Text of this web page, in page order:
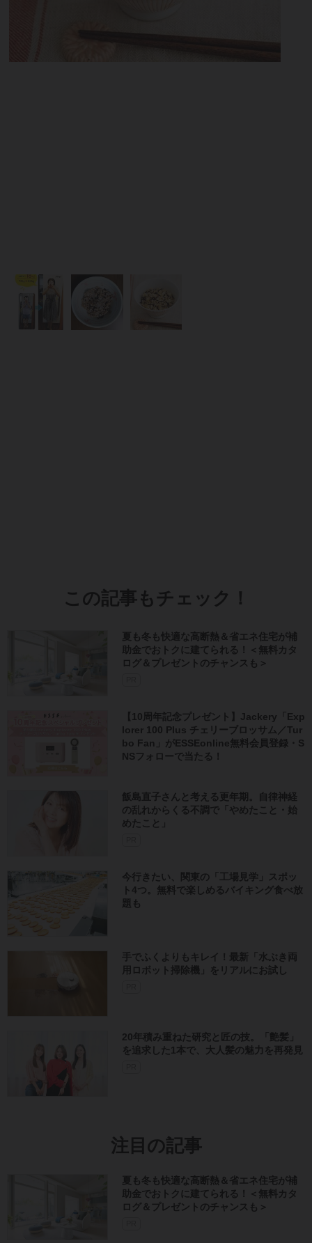
この記事もチェック！
夏も冬も快適な高断熱＆省エネ住宅が補
助金でおトクに建てられる！＜無料カタ
ログ＆プレゼントのチャンスも＞
【10周年記念プレゼント】Jackery「Exp
lorer 100 Plus チェリーブロッサム／Tur
bo Fan」がESSEonline無料会員登録・S
NSフォローで当たる！
飯島直子さんと考える更年期。自律神経
の乱れからくる不調で「やめたこと・始
めたこと」
今行きたい、関東の「工場見学」スポッ
ト4つ。無料で楽しめるバイキング食べ放
題も
手でふくよりもキレイ！最新「水ぶき両
用ロボット掃除機」をリアルにお試し
20年積み重ねた研究と匠の技。「艶髪」
を追求した1本で、大人髪の魅力を再発見
注目の記事
夏も冬も快適な高断熱＆省エネ住宅が補
助金でおトクに建てられる！＜無料カタ
ログ＆プレゼントのチャンスも＞